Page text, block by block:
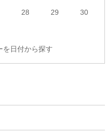
28 29
30
を日付から探す